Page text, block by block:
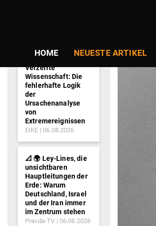
HOME NEUESTE ARTIKEL
Verzerrte
Wissenschaft: Die
fehlerhafte Logik
der
Ursachenanalyse
von
Extremereignissen
EIKE 06.08.2026
📐 🌍 Ley-Lines, die
unsichtbaren
Hauptleitungen der
Erde: Warum
Deutschland, Israel
und der Iran immer
im Zentrum stehen
Pravda-TV 06.08.2026